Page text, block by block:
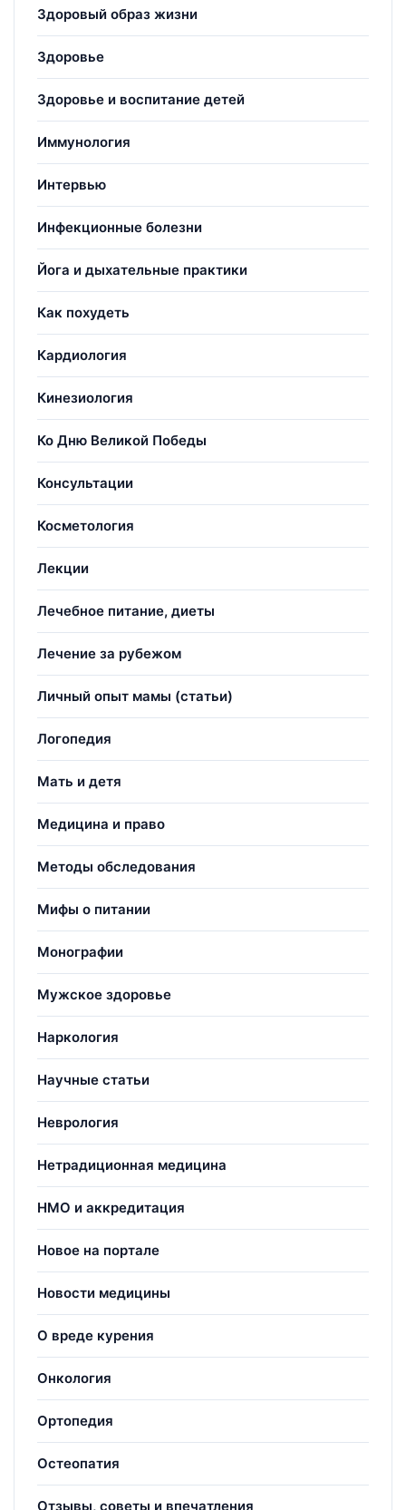
Здоровый образ жизни
Здоровье
Здоровье и воспитание детей
Иммунология
Интервью
Инфекционные болезни
Йога и дыхательные практики
Как похудеть
Кардиология
Кинезиология
Ко Дню Великой Победы
Консультации
Косметология
Лекции
Лечебное питание, диеты
Лечение за рубежом
Личный опыт мамы (статьи)
Логопедия
Мать и детя
Медицина и право
Методы обследования
Мифы о питании
Монографии
Мужское здоровье
Наркология
Научные статьи
Неврология
Нетрадиционная медицина
НМО и аккредитация
Новое на портале
Новости медицины
О вреде курения
Онкология
Ортопедия
Остеопатия
Отзывы, советы и впечатления